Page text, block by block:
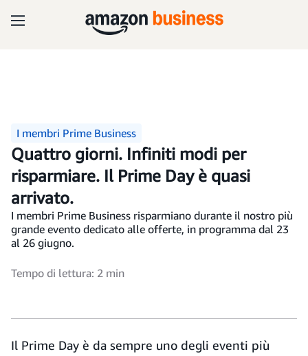
I membri Prime Business
Quattro giorni. Infiniti modi per
risparmiare. Il Prime Day è quasi
arrivato.
I membri Prime Business risparmiano durante il nostro più
grande evento dedicato alle offerte, in programma dal 23
al 26 giugno.
Tempo di lettura: 2 min
Il Prime Day è da sempre uno degli eventi più